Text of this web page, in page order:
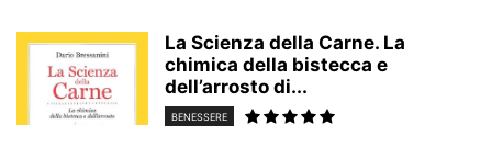
La Scienza della Carne. La
chimica della bistecca e
dell’arrosto di...
BENESSERE